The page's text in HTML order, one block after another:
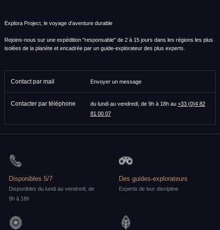
Explora Project, le voyage d'aventure durable
Rejoins-nous sur une expédition "responsable" de 2 à 15 jours dans les régions les plus
isolées de la planète et encadrée par un guide-explorateur des plus experts.
Contact par mail Envoyer un message
Contacter par téléphone du lundi au vendredi, de 9h à 18h au +33 (0)4 82
81 00 07
Disponibles 5/7
Disponibles du lundi au vendredi, de
9h à 18h
Des guides-explorateurs
Experts de leur discipline